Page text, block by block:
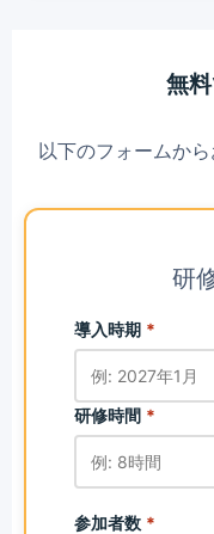
無
以下のフォームか
研
導入時期 *
研修時間 *
参加者数 *